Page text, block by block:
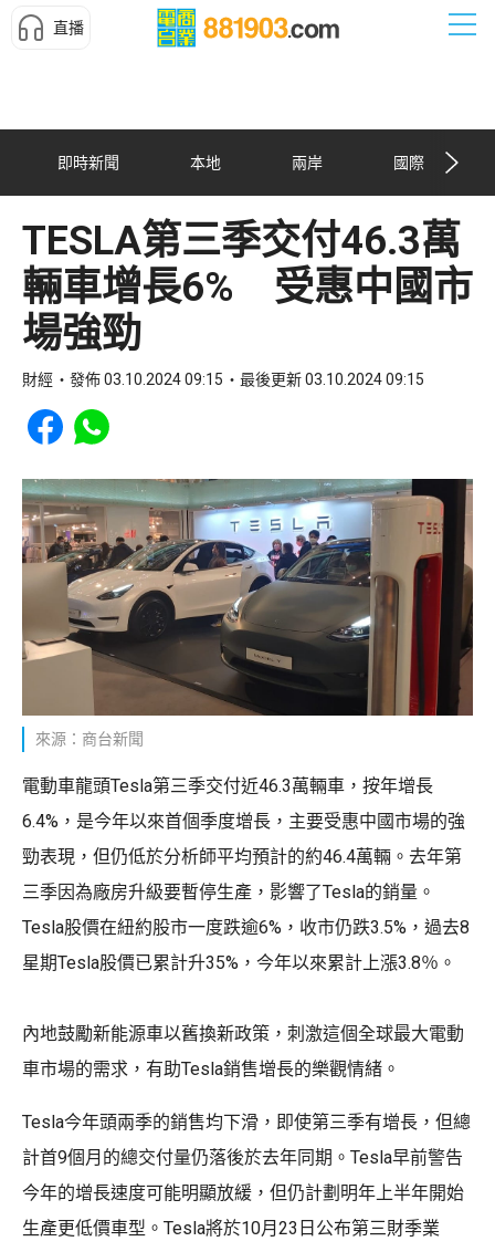
直播
即時新聞 本地 兩岸 國際
TESLA第三季交付46.3萬
輛車增長6% 受惠中國市
場強勁
財經 發佈 03.10.2024 09:15 最後更新 03.10.2024 09:15
Share to Facebook
Share to WhatsApp
來源：商台新聞
電動車龍頭Tesla第三季交付近46.3萬輛車，按年增長
6.4%，是今年以來首個季度增長，主要受惠中國市場的強
勁表現，但仍低於分析師平均預計的約46.4萬輛。去年第
三季因為廠房升級要暫停生產，影響了Tesla的銷量。
Tesla股價在紐約股市一度跌逾6%，收市仍跌3.5%，過去8
星期Tesla股價已累計升35%，今年以來累計上漲3.8％。
內地鼓勵新能源車以舊換新政策，刺激這個全球最大電動
車市場的需求，有助Tesla銷售增長的樂觀情緒。
Tesla今年頭兩季的銷售均下滑，即使第三季有增長，但總
計首9個月的總交付量仍落後於去年同期。Tesla早前警告
今年的增長速度可能明顯放緩，但仍計劃明年上半年開始
生產更低價車型。Tesla將於10月23日公布第三財季業